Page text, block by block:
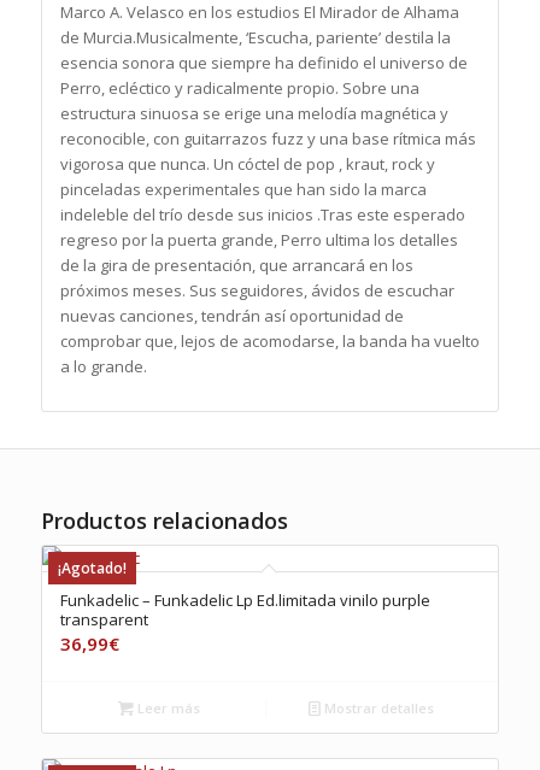
Marco A. Velasco en los estudios El Mirador de Alhama
de Murcia.Musicalmente, ‘Escucha, pariente’ destila la
esencia sonora que siempre ha definido el universo de
Perro, ecléctico y radicalmente propio. Sobre una
estructura sinuosa se erige una melodía magnética y
reconocible, con guitarrazos fuzz y una base rítmica más
vigorosa que nunca. Un cóctel de pop , kraut, rock y
pinceladas experimentales que han sido la marca
indeleble del trío desde sus inicios .Tras este esperado
regreso por la puerta grande, Perro ultima los detalles
de la gira de presentación, que arrancará en los
próximos meses. Sus seguidores, ávidos de escuchar
nuevas canciones, tendrán así oportunidad de
comprobar que, lejos de acomodarse, la banda ha vuelto
a lo grande.
Productos relacionados
¡Agotado!
Funkadelic – Funkadelic Lp Ed.limitada vinilo purple
transparent
36,99€
Leer más Mostrar detalles